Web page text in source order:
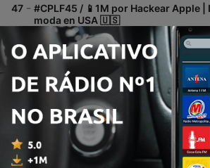
47 - #CPLF45 / 📱1M por Hackear Apple |
moda en USA 🇺🇸
21 nov. 2024
46
#CPLF44 / IA para tu M*ERDA 💩 |
millonarios 💰 | 400M por Hotmail
14 nov. 2024
45 - 💥SearchGPT: OpenAI Vs la IA de
Paul: Desodorantes de $150M | El
los JJOO
03 ago. 2024